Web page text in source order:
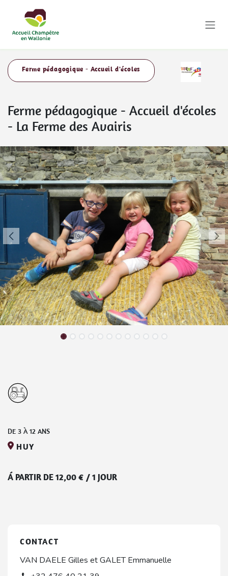
Ferme pédagogique - Accueil d'écoles
Ferme pédagogique - Accueil d'écoles
- La Ferme des Avairis
DE 3 À12 ANS
HUY
Á PARTIR DE12,00€ /1 JOUR
CONTACT
VAN DAELE Gilles et GALET Emmanuelle